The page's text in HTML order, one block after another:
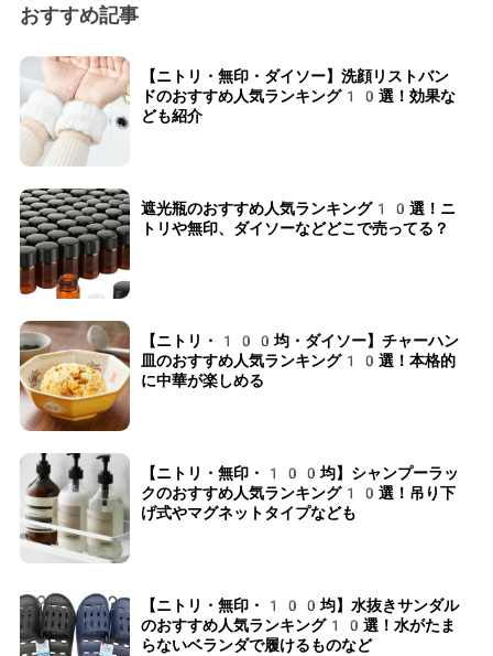
おすすめ記事
【ニトリ・無印・ダイソー】洗顔リストバン
ドのおすすめ人気ランキング10選！効果な
ども紹介
遮光瓶のおすすめ人気ランキング10選！ニ
トリや無印、ダイソーなどどこで売ってる？
【ニトリ・100均・ダイソー】チャーハン
皿のおすすめ人気ランキング10選！本格的
に中華が楽しめる
【ニトリ・無印・100均】シャンプーラッ
クのおすすめ人気ランキング10選！吊り下
げ式やマグネットタイプなども
【ニトリ・無印・100均】水抜きサンダル
のおすすめ人気ランキング10選！水がたま
らないベランダで履けるものなど